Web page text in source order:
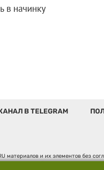
в начинку
В TELEGRAM
и их элементов без
технологий и массовых